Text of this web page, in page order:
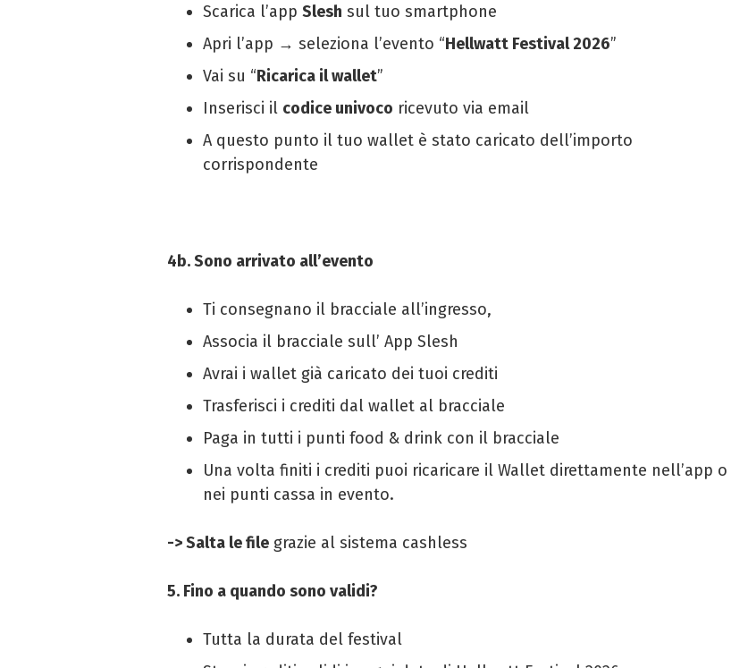
Scarica l’app Slesh sul tuo smartphone
Apri l’app → seleziona l’evento “Hellwatt Festival 2026”
Vai su “Ricarica il wallet”
Inserisci il codice univoco ricevuto via email
A questo punto il tuo wallet è stato caricato dell’importo
corrispondente
4b. Sono arrivato all’evento
Ti consegnano il bracciale all’ingresso,
Associa il bracciale sull’ App Slesh
Avrai i wallet già caricato dei tuoi crediti
Trasferisci i crediti dal wallet al bracciale
Paga in tutti i punti food & drink con il bracciale
Una volta finiti i crediti puoi ricaricare il Wallet direttamente nell’app o
nei punti cassa in evento.
-> Salta le file grazie al sistema cashless
5. Fino a quando sono validi?
Tutta la durata del festival